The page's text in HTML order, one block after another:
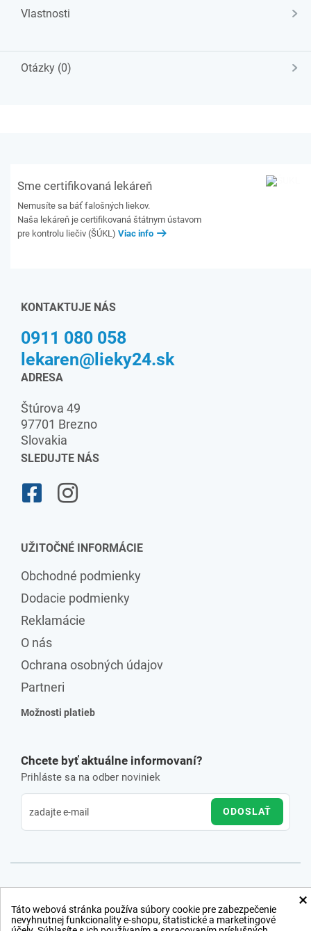
Vlastnosti
Otázky (0)
Sme certifikovaná lekáreň
Nemusíte sa báť falošných liekov.
Naša lekáreň je certifikovaná štátnym ústavom
pre kontrolu liečiv (ŠÚKL) Viac info
KONTAKTUJE NÁS
0911 080 058
lekaren@lieky24.sk
ADRESA
Štúrova 49
97701 Brezno
Slovakia
SLEDUJTE NÁS
UŽITOČNÉ INFORMÁCIE
Obchodné podmienky
Dodacie podmienky
Reklamácie
O nás
Ochrana osobných údajov
Partneri
Možnosti platieb
Chcete byť aktuálne informovaní?
Prihláste sa na odber noviniek
ODOSLAŤ
×
Táto webová stránka používa súbory cookie pre zabezpečenie
nevyhnutnej funkcionality e-shopu, štatistické a marketingové